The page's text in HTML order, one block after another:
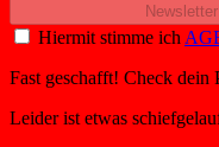
Hiermit stimme ich
Fast geschafft! Check dein
Leider ist etwas